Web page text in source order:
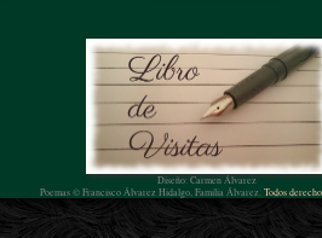
Diseño: Carmen Álvarez
Poemas © Francisco Álvarez Hidalgo, Familia Álvarez. Todos